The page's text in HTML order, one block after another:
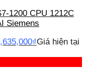
1200 CPU 1212C
Siemens
₫Giá hiện tại